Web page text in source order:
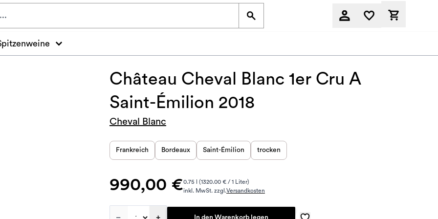
Château Cheval Blanc 1er Cru A
Saint-Émilion 2018
Cheval Blanc
Frankreich Bordeaux Saint-Émilion trocken
990,00 €0.75 l (1320.00 € / 1 Liter)
inkl. MwSt. zzgl.Versandkosten
In den Warenkorb legen